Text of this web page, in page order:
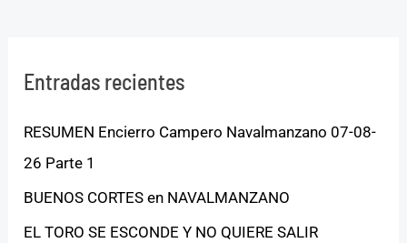
Entradas recientes
RESUMEN Encierro Campero Navalmanzano 07-08-
26 Parte 1
BUENOS CORTES en NAVALMANZANO
EL TORO SE ESCONDE Y NO QUIERE SALIR